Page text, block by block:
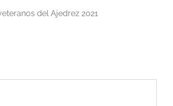
del Ajedrez 2021